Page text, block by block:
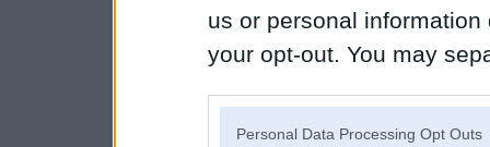
us or personal
your opt-out. You may
Personal Data Processing Opt Outs